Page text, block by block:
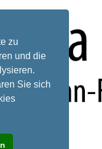
zu
und die
Sie sich